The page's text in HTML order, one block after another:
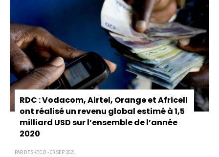
RDC : Vodacom, Airtel, Orange et Africell
ont réalisé un revenu global estimé à 1,5
milliard USD sur l’ensemble de l’année
2020
PAR DESKECO - 03 SEP 2021